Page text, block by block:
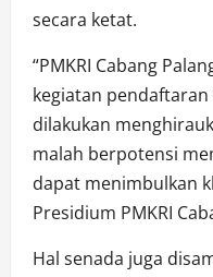
secara ketat.
“PMKRI Cabang
kegiatan pendaftaran
dilakukan
malah berpotensi
dapat menimbulkan
Presidium PMKRI
Hal senada juga